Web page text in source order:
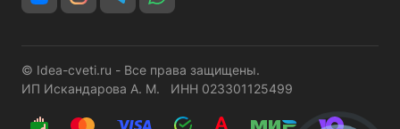
© Idea-cveti.ru - Все права защищены.
ИП Искандарова А. М. ИНН 023301125499